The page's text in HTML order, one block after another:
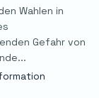
Wahlen in
Gefahr von